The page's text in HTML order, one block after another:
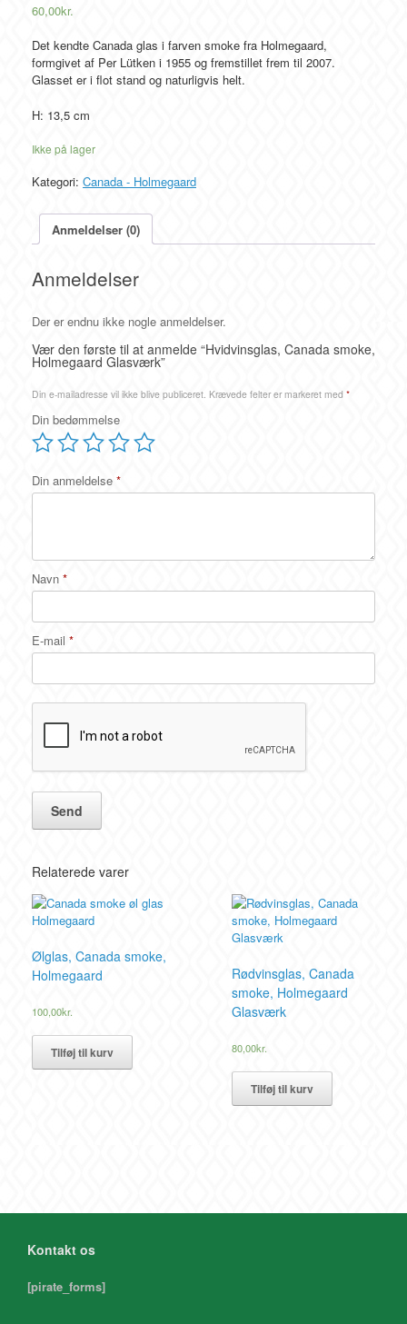
60,00kr.
Det kendte Canada glas i farven smoke fra Holmegaard,
formgivet af Per Lütken i 1955 og fremstillet frem til 2007.
Glasset er i flot stand og naturligvis helt.
H: 13,5 cm
Ikke på lager
Kategori: Canada - Holmegaard
Anmeldelser (0)
Anmeldelser
Der er endnu ikke nogle anmeldelser.
Vær den første til at anmelde “Hvidvinsglas, Canada smoke,
Holmegaard Glasværk”
Din e-mailadresse vil ikke blive publiceret. Krævede felter er markeret med *
Din bedømmelse
Din anmeldelse *
Navn *
E-mail *
Relaterede varer
Ølglas, Canada smoke,
Holmegaard
100,00kr.
Tilføj til kurv
Rødvinsglas, Canada
smoke, Holmegaard
Glasværk
80,00kr.
Tilføj til kurv
Kontakt os
[pirate_forms]